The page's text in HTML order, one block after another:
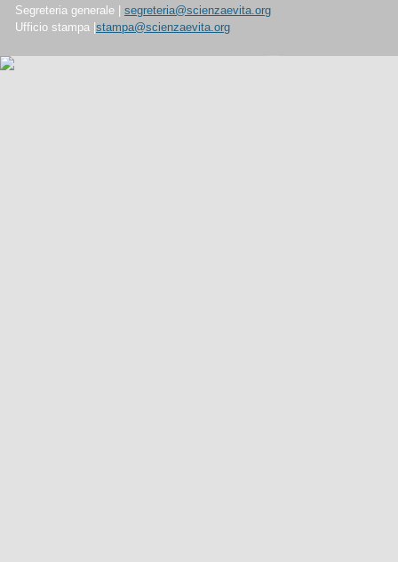
Segreteria generale |
segreteria@scienzaevita.org
Ufficio stampa | stampa@scienzaevita.org